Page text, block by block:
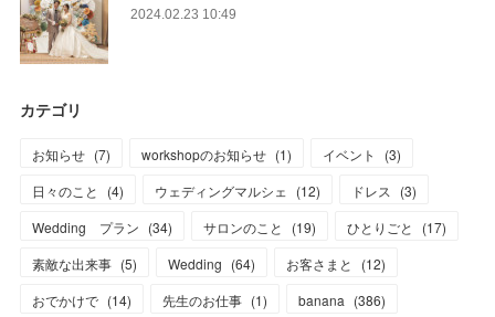
2024.02.23 10:49
カテゴリ
お知らせ (7) workshopのお知らせ (1) イベント (3)
日々のこと
(4) ウェディングマルシェ (12) ドレス (3)
Wedding プラン (34) サロンのこと (19) ひとりごと (17)
素敵な出来事 (5) Wedding (64) お客さまと (12)
おでかけで (14) 先生のお仕事 (1) banana (386)